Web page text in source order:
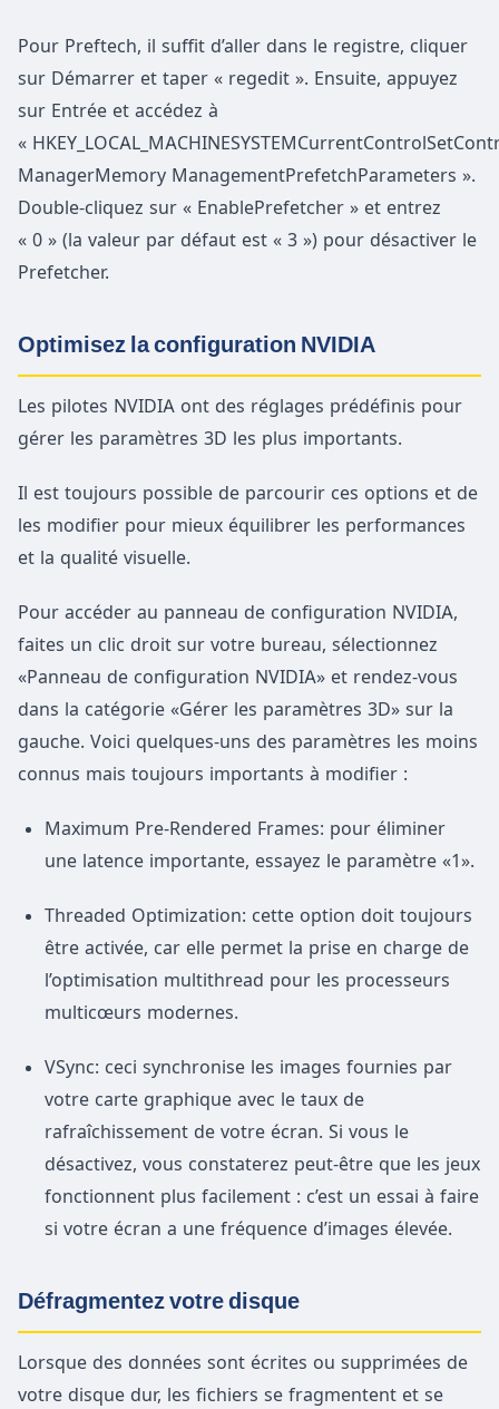
Pour Preftech, il suffit d’aller dans le registre, cliquer
sur Démarrer et taper « regedit ». Ensuite, appuyez
sur Entrée et accédez à
«
ManagerMemory ManagementPrefetchParameters ».
Double-cliquez sur « EnablePrefetcher » et entrez
« 0 » (la valeur par défaut est « 3 ») pour désactiver le
Prefetcher.
Optimisez la configuration NVIDIA
Les pilotes NVIDIA ont des réglages prédéfinis pour
gérer les paramètres 3D les plus importants.
Il est toujours possible de parcourir ces options et de
les modifier pour mieux équilibrer les performances
et la qualité visuelle.
Pour accéder au panneau de configuration NVIDIA,
faites un clic droit sur votre bureau, sélectionnez
«Panneau de configuration NVIDIA» et rendez-vous
dans la catégorie «Gérer les paramètres 3D» sur la
gauche. Voici quelques-uns des paramètres les moins
connus mais toujours importants à modifier :
Maximum Pre-Rendered Frames: pour éliminer
une latence importante, essayez le paramètre «1».
Threaded Optimization: cette option doit toujours
être activée, car elle permet la prise en charge de
l’optimisation multithread pour les processeurs
multicœurs modernes.
VSync: ceci synchronise les images fournies par
votre carte graphique avec le taux de
rafraîchissement de votre écran. Si vous le
désactivez, vous constaterez peut-être que les jeux
fonctionnent plus facilement : c’est un essai à faire
si votre écran a une fréquence d’images élevée.
Défragmentez votre disque
Lorsque des données sont écrites ou supprimées de
votre disque dur, les fichiers se fragmentent et se